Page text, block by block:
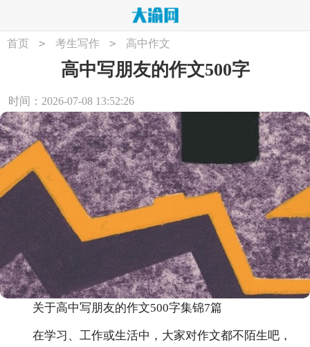
首页 > 考生写作 > 高中作文
高中写朋友的作文500字
时间：2026-07-08 13:52:26
关于高中写朋友的作文500字集锦7篇
在学习、工作或生活中，大家对作文都不陌生吧，